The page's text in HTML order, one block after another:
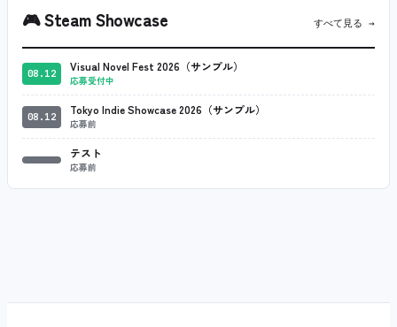
🎮Steam Showcase すべて見る →
08.12 Visual Novel Fest 2026（サンプル）
応募受付中
08.12 Tokyo Indie Showcase 2026（サンプル）
応募前
テスト
応募前